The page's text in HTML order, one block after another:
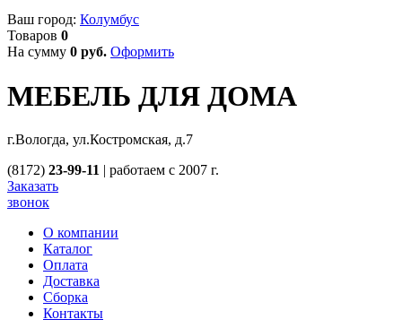
Ваш город: Колумбус
Товаров 0
На сумму 0 руб. Оформить
МЕБЕЛЬ ДЛЯ ДОМА
г.Вологда, ул.Костромская, д.7
(8172) 23-99-11 | работаем с 2007 г.
Заказать
звонок
О компании
Каталог
Оплата
Доставка
Сборка
Контакты